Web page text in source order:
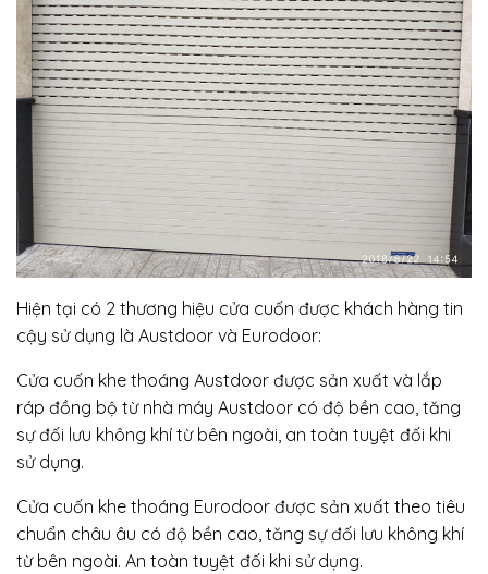
Hiện tại có 2 thương hiệu cửa cuốn được khách hàng tin
cậy sử dụng là Austdoor và Eurodoor:
Cửa cuốn khe thoáng Austdoor được sản xuất và lắp
ráp đồng bộ từ nhà máy Austdoor có độ bền cao, tăng
sự đối lưu không khí từ bên ngoài, an toàn tuyệt đối khi
sử dụng.
Cửa cuốn khe thoáng Eurodoor được sản xuất theo tiêu
chuẩn châu âu có độ bền cao, tăng sự đối lưu không khí
từ bên ngoài. An toàn tuyệt đối khi sử dụng.